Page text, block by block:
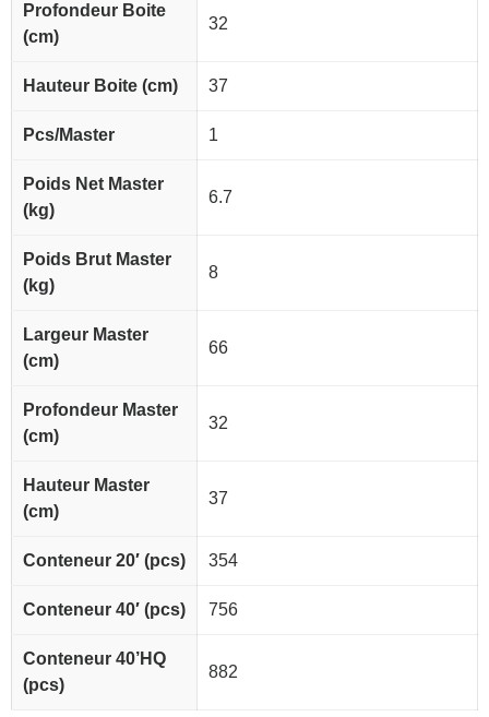
Profondeur Boite
(cm)
32
Hauteur Boite (cm) 37
Pcs/Master 1
Poids Net Master
(kg)
6.7
Poids Brut Master
(kg)
8
Largeur Master
(cm)
66
Profondeur Master
(cm)
32
Hauteur Master
(cm)
37
Conteneur 20′ (pcs) 354
Conteneur 40′ (pcs) 756
Conteneur 40’HQ
(pcs)
882